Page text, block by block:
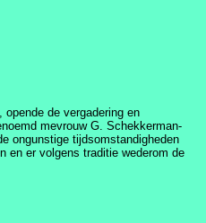
de vergadering en
mevrouw G. Schekkerman-
ongunstige tijdsomstandigheden
en er volgens traditie wederom de